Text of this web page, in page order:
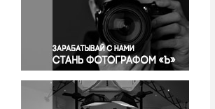
Политика
Правосудие
Происшествия и конфликты
Религия
Светская жизнь
Спорт